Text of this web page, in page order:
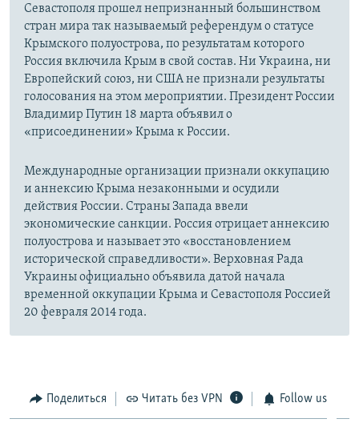
Севастополя прошел непризнанный большинством
стран мира так называемый референдум о статусе
Крымского полуострова, по результатам которого
Россия включила Крым в свой состав. Ни Украина, ни
Европейский союз, ни США не признали результаты
голосования на этом мероприятии. Президент России
Владимир Путин 18 марта объявил о
«присоединении» Крыма к России.
Международные организации признали оккупацию
и аннексию Крыма незаконными и осудили
действия России. Страны Запада ввели
экономические санкции. Россия отрицает аннексию
полуострова и называет это «восстановлением
исторической справедливости». Верховная Рада
Украины официально объявила датой начала
временной оккупации Крыма и Севастополя Россией
20 февраля 2014 года.
Поделиться Читать без VPN Follow us